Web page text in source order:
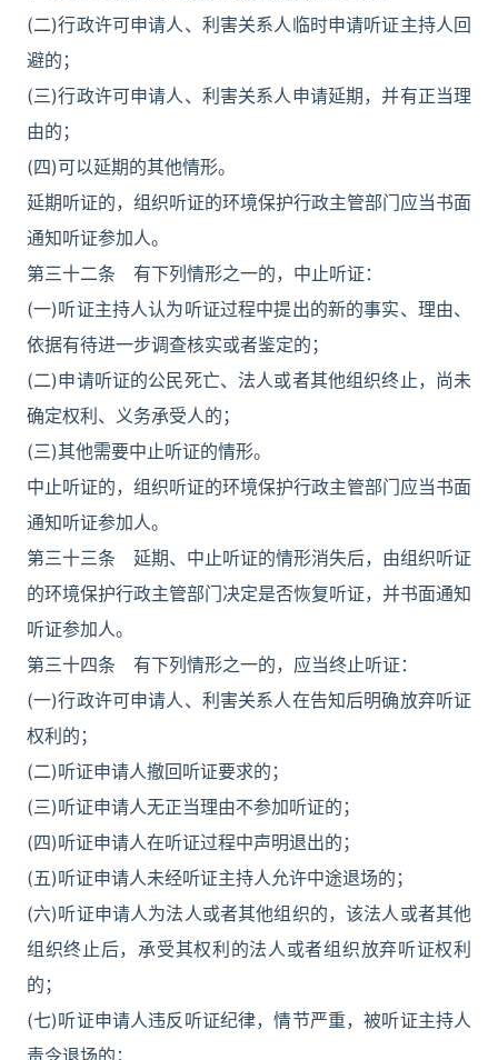
(二)行政许可申请人、利害关系人临时申请听证主持人回
避的；
(三)行政许可申请人、利害关系人申请延期，并有正当理
由的；
(四)可以延期的其他情形。
延期听证的，组织听证的环境保护行政主管部门应当书面
通知听证参加人。
第三十二条 有下列情形之一的，中止听证：
(一)听证主持人认为听证过程中提出的新的事实、理由、
依据有待进一步调查核实或者鉴定的；
(二)申请听证的公民死亡、法人或者其他组织终止，尚未
确定权利、义务承受人的；
(三)其他需要中止听证的情形。
中止听证的，组织听证的环境保护行政主管部门应当书面
通知听证参加人。
第三十三条 延期、中止听证的情形消失后，由组织听证
的环境保护行政主管部门决定是否恢复听证，并书面通知
听证参加人。
第三十四条 有下列情形之一的，应当终止听证：
(一)行政许可申请人、利害关系人在告知后明确放弃听证
权利的；
(二)听证申请人撤回听证要求的；
(三)听证申请人无正当理由不参加听证的；
(四)听证申请人在听证过程中声明退出的；
(五)听证申请人未经听证主持人允许中途退场的；
(六)听证申请人为法人或者其他组织的，该法人或者其他
组织终止后，承受其权利的法人或者组织放弃听证权利
的；
(七)听证申请人违反听证纪律，情节严重，被听证主持人
责令退场的；